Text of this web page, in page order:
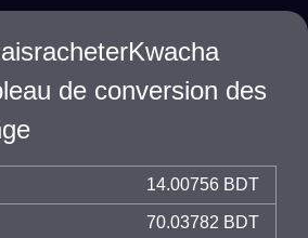
de conversion des
14.00756 BDT
70.03782 BDT